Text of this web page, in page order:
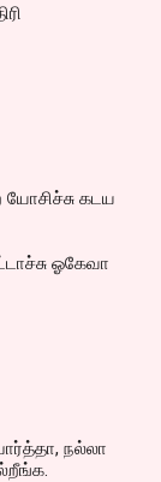
கடய
ஓகேவா
நல்லா